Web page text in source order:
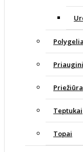
Priežiūra
Teptukai
Topai